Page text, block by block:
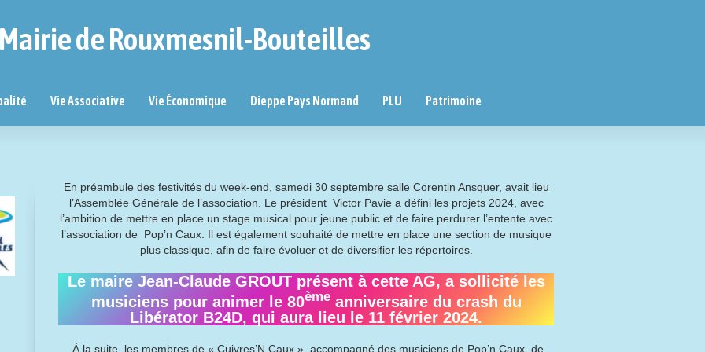
Mairie de Rouxmesnil-Bouteilles
Vie Associative Vie Économique Dieppe Pays Normand PLU Patrimoine
En préambule des festivités du week-end, samedi 30 septembre salle Corentin Ansquer, avait lieu
l’Assemblée Générale de l’association. Le président Victor Pavie a défini les projets 2024, avec
l’ambition de mettre en place un stage musical pour jeune public et de faire perdurer l’entente avec
l’association de Pop’n Caux. Il est également souhaité de mettre en place une section de musique
plus classique, afin de faire évoluer et de diversifier les répertoires.
Le maire Jean-Claude GROUT présent à cette AG, a sollicité les
musiciens pour animer le 80èmeanniversaire du crash du
Libérator B24D, qui aura lieu le 11 février 2024.
À la suite, les membres de « Cuivres’N Caux », accompagné des musiciens de Pop’n Caux, de